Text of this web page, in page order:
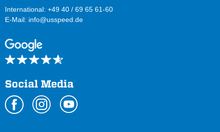
International: +49 40 / 69 65 61-60
E-Mail: info@usspeed.de
Social Media